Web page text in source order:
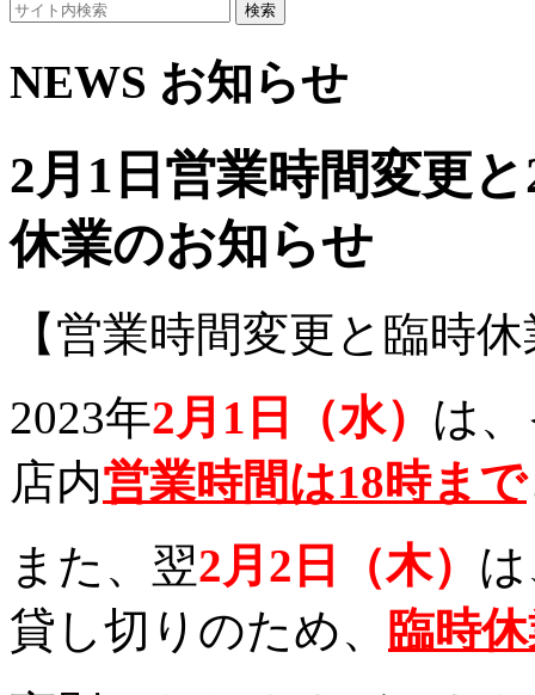
検索
NEWS お知らせ
2月1日営業時間変更
休業のお知らせ
【営業時間変更と臨時
2023年2月1日（水） は
店内営業時間は18時まで
また、翌2月2日（木）
貸し切りのため、
臨時